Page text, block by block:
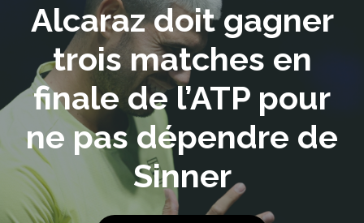
Alcaraz doit gagner
trois matches en
finale de l’ATP pour
ne pas dépendre de
Sinner